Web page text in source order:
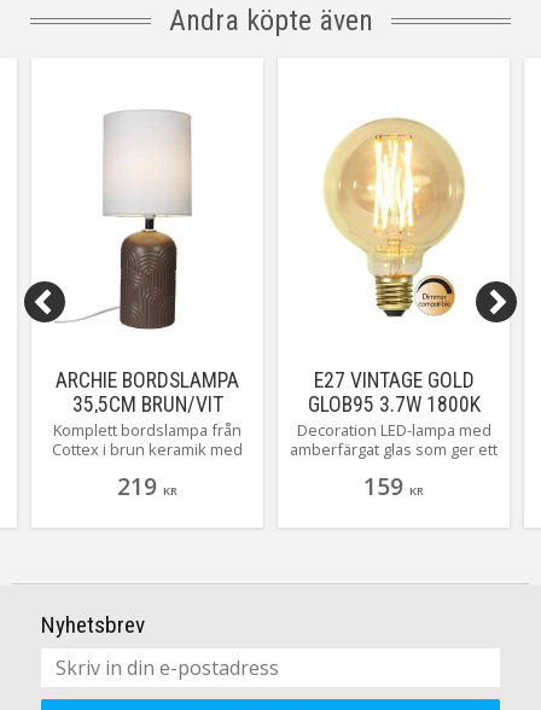
lätt färgtemperatur och styrka
Andra köpte även
ARCHIE BORDSLAMPA
35,5CM BRUN/VIT
SKÄRM
Komplett bordslampa från
Cottex i brun keramik med
strålande baslampa som gör
tv-bänken.
219 KR
E27 VINTAGE GOLD
GLOB95 3.7W 1800K
240LM LED-LAMPA
Decoration LED-lampa med
amberfärgat glas som ger ett
lampan är
E27-sockel.
159 KR
Nyhetsbrev